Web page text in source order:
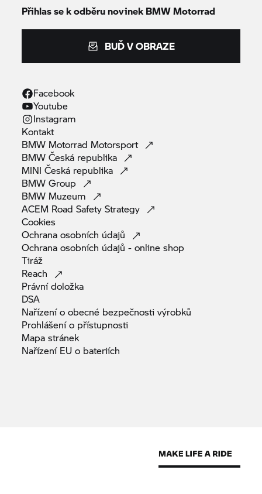
Přihlas se k odběru novinek BMW Motorrad
BUĎ V OBRAZE
Facebook
Youtube
Instagram
Kontakt
BMW Motorrad Motorsport
BMW Česká republika
MINI Česká republika
BMWGroup
BMW Muzeum
ACEM Road SafetyStrategy
Cookies
Ochrana osobních údajů
Ochrana osobních údajů - onlineshop
Tiráž
Reach
Právnídoložka
DSA
Nařízení o obecné bezpečnostivýrobků
Prohlášení o přístupnosti
Mapastránek
Nařízení EU o bateriích